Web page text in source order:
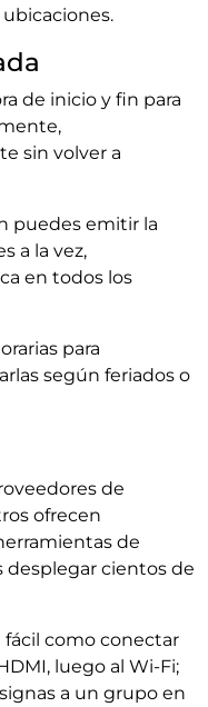
de inicio y fin para
sin volver a
puedes emitir la
a la vez,
en todos los
para
según feriados o
de
ofrecen
de
desplegar cientos de
fácil como conectar
luego al Wi‑Fi;
a un grupo en